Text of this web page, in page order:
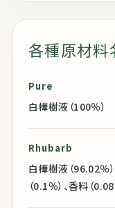
各種原材料
Pure
白樺樹液（100％）
Rhubarb
白樺樹液（96.02％
（0.1％）、香料（0.08